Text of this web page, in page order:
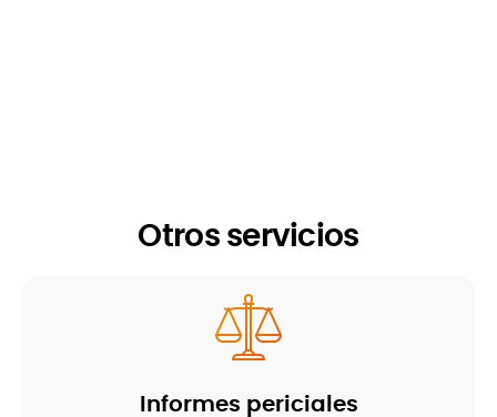
Otros servicios
Informes periciales